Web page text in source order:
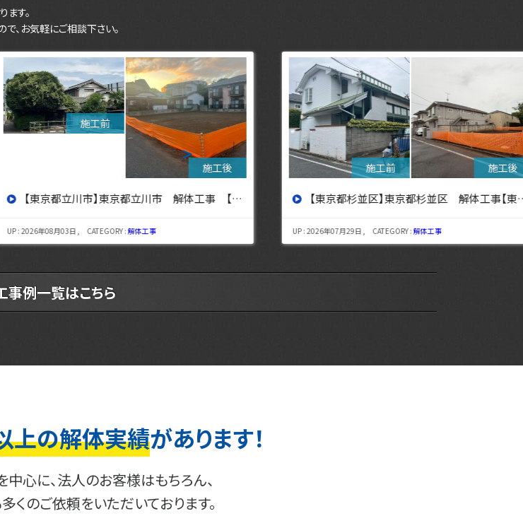
す。
、お気軽にご相談下さい。
川市 解体工事 【東京・埼玉・神奈川の解体工事なら東央建設へ】
, CATEGORY :解体工事
【東京都杉並区】東京都杉並区 解体工事【東京・埼玉・神奈川の解体工事なら東央建設へ】
UP : 2026年07月29日 , CATEGORY :解体工事
＞
事例一覧はこちら
上の解体実績があります！
中心に、法人のお客様はもちろん、
くのご依頼をいただいております。